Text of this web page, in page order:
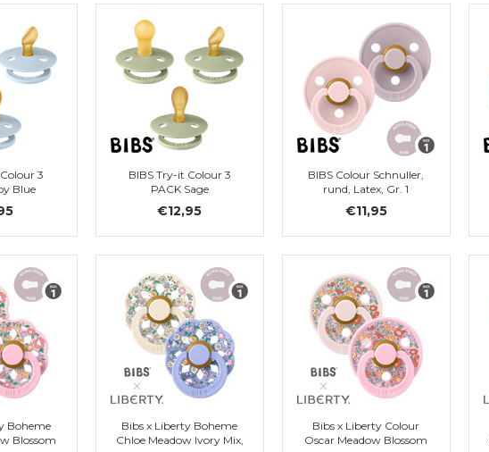
3
Blue
BIBS Try-it Colour 3
PACK Sage
€12,95
BIBS Colour Schnuller,
rund, Latex, Gr. 1
€11,95
Boheme
Blossom
Bibs x Liberty Boheme
Chloe Meadow Ivory Mix,
Bibs x Liberty Colour
Oscar Meadow Blossom